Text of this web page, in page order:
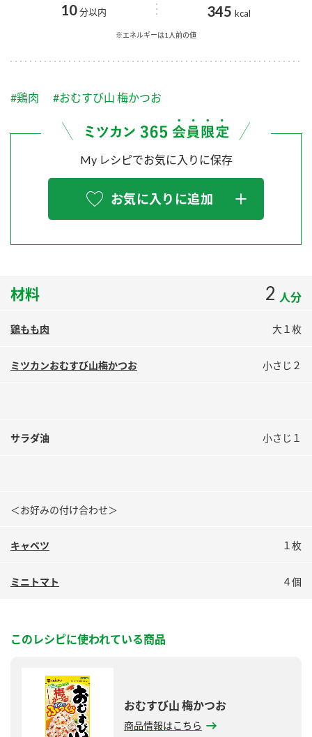
ふりかけ
炊き込みご飯の素 米飯用調味液
つゆ
PIN印
スペシャルサイト
お酢を知ろう！
ぽん酢サワー
鍋奉行マニュアル
ミツカンのCM
ミツカンの歴史
環境への取り組み
ZENB initiative
MIM（ミツカンミュージアム）
各部門が大切にしていること
キッザニア東京「ぽん酢工房」
販売終了製品のご案内
よくあるご質問
地図から取り扱い店舗を探す
業務用サイト ミツカングループについて
10分以内 345 kcal
※エネルギーは1人前の値
#鶏肉 #おむすび山 梅かつお
My レシピでお気に入りに保存
お気に入りに追加
材料 2 人分
鶏もも肉 大１枚
ミツカンおむすび山梅かつお 小さじ２
サラダ油 小さじ１
＜お好みの付け合わせ＞
キャベツ １枚
ミニトマト ４個
このレシピに使われている商品
おむすび山 梅かつお
商品情報はこちら